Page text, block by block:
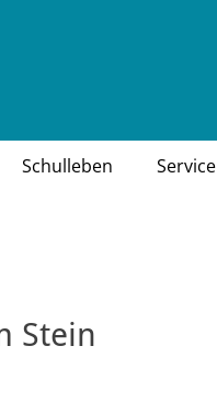
Schulleben Service
Stein